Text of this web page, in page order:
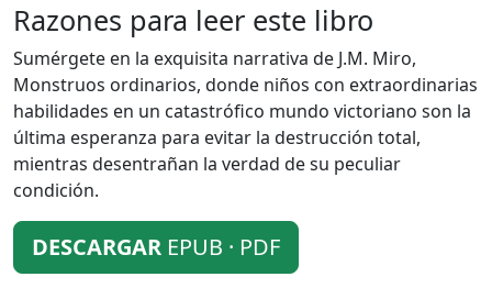
Razones para leer este libro
Sumérgete en la exquisita narrativa de J.M. Miro,
Monstruos ordinarios, donde niños con extraordinarias
habilidades en un catastrófico mundo victoriano son la
última esperanza para evitar la destrucción total,
mientras desentrañan la verdad de su peculiar
condición.
DESCARGAR EPUB · PDF